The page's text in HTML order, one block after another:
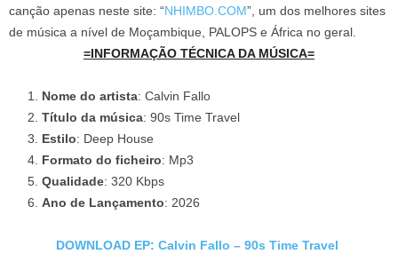
canção apenas neste site: “NHIMBO.COM”, um dos melhores sites
de música a nível de Moçambique, PALOPS e África no geral.
=INFORMAÇÃO TÉCNICA DA MÚSICA=
Nome do artista: Calvin Fallo
Título da música: 90s Time Travel
Estilo: Deep House
Formato do ficheiro: Mp3
Qualidade: 320 Kbps
Ano de Lançamento: 2026
DOWNLOAD EP: Calvin Fallo – 90s Time Travel